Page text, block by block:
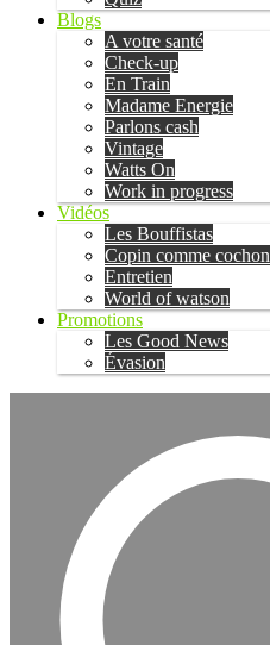
Blogs
A votre santé
Check-up
En Train
Madame Energie
Parlons cash
Vintage
Watts On
Work in progress
Vidéos
Les Bouffistas
Copin comme cochon
Entretien
World of watson
Promotions
Les Good News
Évasion